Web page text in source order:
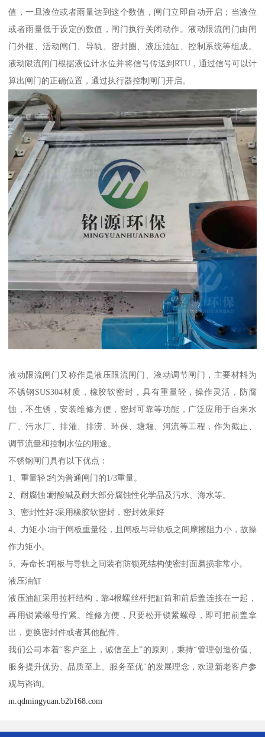
值，一旦液位或者雨量达到这个数值，闸门立即自动开启；当液位
或者雨量低于设定的数值，闸门执行关闭动作。液动限流闸门由闸
门外框、活动闸门、导轨、密封圈、液压油缸、控制系统等组成。
液动限流闸门根据液位计水位并将信号传送到RTU，通过信号可以计
算出闸门的正确位置，通过执行器控制闸门开启。
液动限流闸门又称作是液压限流闸门、液动调节闸门，主要材料为
不锈钢SUS304材质，橡胶软密封，具有重量轻，操作灵活，防腐
蚀，不生锈，安装维修方便，密封可靠等功能，广泛应用于自来水
厂、污水厂、排灌、排涝、环保、塘堰、河流等工程，作为截止、
调节流量和控制水位的用途。
不锈钢闸门具有以下优点：
1、重量轻∶约为普通闸门的1/3重量。
2、耐腐蚀∶耐酸碱及耐大部分腐蚀性化学品及污水、海水等。
3、密封性好∶采用橡胶软密封，密封效果好
4、力矩小∶由于闸板重量轻，且闸板与导轨板之间摩擦阻力小，故操
作力矩小。
5、寿命长∶闸板与导轨之间装有防锁死结构使密封面磨损非常小。
液压油缸
液压油缸采用拉杆结构，靠4根螺丝杆把缸筒和前后盖连接在一起，
再用锁紧螺母拧紧。维修方便，只要松开锁紧螺母，即可把前盖拿
出，更换密封件或者其他配件。
我们公司本着“客户至上，诚信至上”的原则，秉持“管理创造价值、
服务提升优势、品质至上、服务至优"的发展理念，欢迎新老客户参
观与咨询。
m.qdmingyuan.b2b168.com